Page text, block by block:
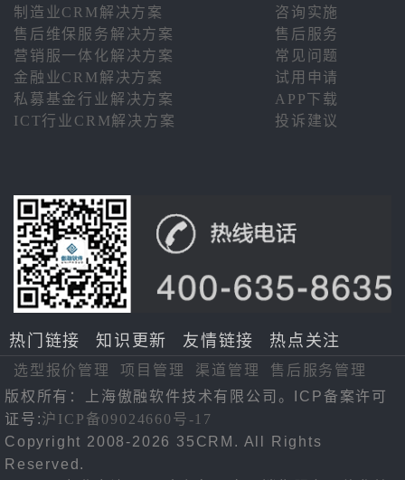
制造业CRM解决方案
咨询实施
售后维保服务解决方案
售后服务
营销服一体化解决方案
常见问题
金融业CRM解决方案
试用申请
私募基金行业解决方案
APP下载
ICT行业CRM解决方案
投诉建议
热门链接 知识更新 友情链接 热点关注
选型报价管理 项目管理 渠道管理
售后服务管理
版权所有：上海傲融软件技术有限公司。ICP备案许可
证号:沪ICP备09024660号-17
Copyright 2008-2026 35CRM. All Rights
Reserved.